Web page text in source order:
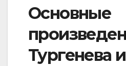
Основные
Тургенева